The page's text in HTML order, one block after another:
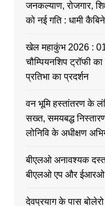
जनकल्याण, रोजगार,
को नई गति : धामी
खेल महाकुंभ 2026 :
चौम्पियनशिप ट्रॉफी
प्रतिभा का प्रदर्शन
वन भूमि हस्तांतरण के
सख्त, समयबद्ध
लोनिवि के अधीक्षण
बीएलओ अनावश्यक
बीएलओ एप और
देवप्रयाग के पास